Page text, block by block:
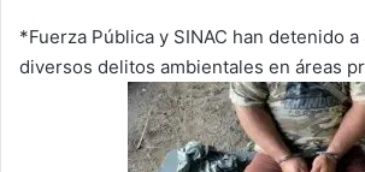
*Fuerza Pública y SINAC han detenido
diversos delitos ambientales en áreas